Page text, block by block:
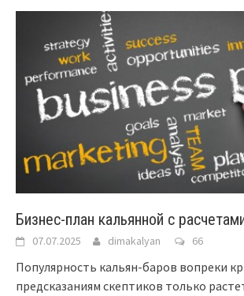
Бизнес-план кальянной c
07.07.2025 dimakalyan 66
Популярность кальян-баров вопреки
предсказаниям скептиков только